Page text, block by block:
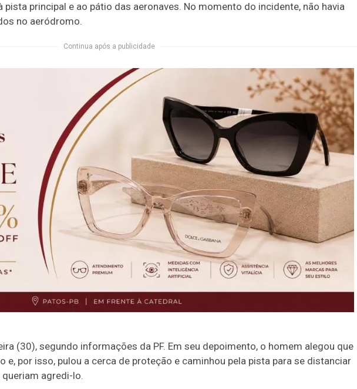
principal e ao pátio das aeronaves. No momento do incidente, não havia
no aeródromo.
Continua após a publicidade
(30), segundo informações da PF. Em seu depoimento, o homem alegou que
e, por isso, pulou a cerca de proteção e caminhou pela pista para se distanciar
agredi-lo.